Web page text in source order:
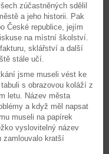
zúčastněných sdělil
a jeho historii. Pak
České republice, jejím
na místní školství.
sklářství a další
stále učí.
jsme museli vést ke
s obrazovou koláží z
letu. Název města
a když měl napsat
museli na papírek
vyslovitelný název
zamlouvalo kratší